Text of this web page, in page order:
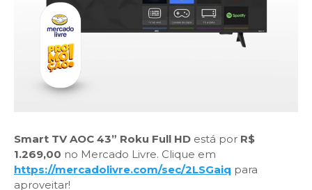
Smart TV AOC 43” Roku Full HD está por R$
1.269,00 no Mercado Livre. Clique em
https://mercadolivre.com/sec/2LSGaiq para
aproveitar!